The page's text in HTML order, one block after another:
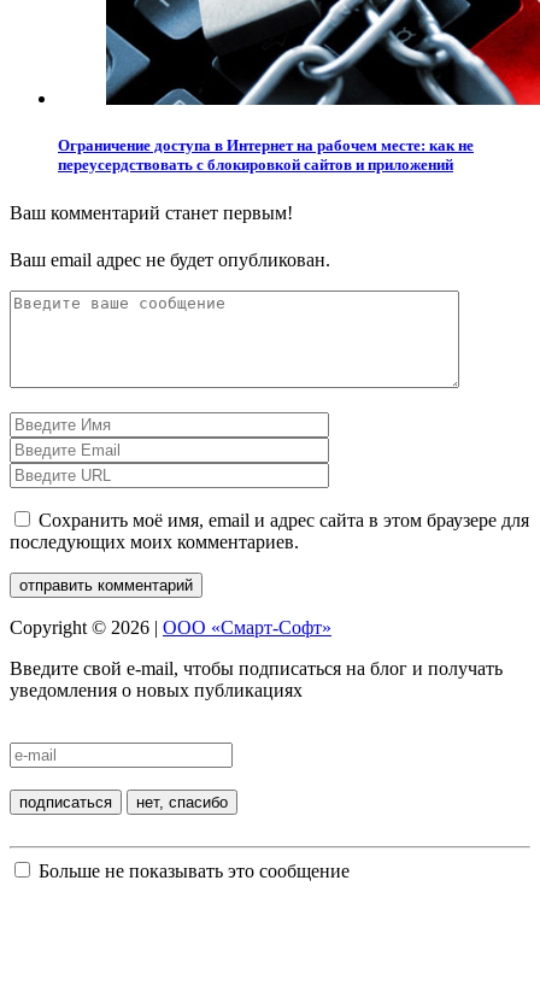
Ограничение доступа в Интернет на рабочем месте: как не
переусердствовать с блокировкой сайтов и приложений
Ваш комментарий станет первым!
Ваш email адрес не будет опубликован.
Сохранить моё имя, email и адрес сайта в этом браузере для
последующих моих комментариев.
Copyright © 2026 | ООО «Смарт-Софт»
Введите свой e-mail, чтобы подписаться на блог и получать
уведомления о новых публикациях
Больше не показывать это сообщение